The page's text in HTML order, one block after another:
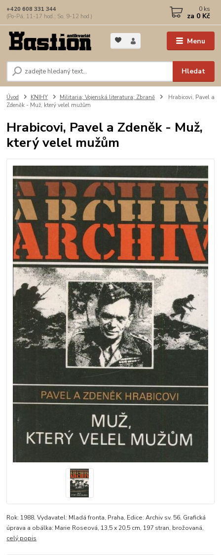
Menu
Hledat
+420 608 331 344
(Po-Pá, 11-17 hod.; So, 9-12 hod.)
0 ks
za 0 Kč
Úvod KNIHY Militaria; Vojenská literatura; Zbraně
Hrabicovi, Pavel a
Zdeněk - Muž, který velel mužům
Hrabicovi, Pavel a Zdeněk - Muž,
který velel mužům
Rok: 1988, Vydavatel: Mladá fronta, Praha, Edice: Archiv sv. 56, Grafická
úprava a obálka: Marie Roseová, 13,5 x 20,5 cm, 197 stran, brožovaná,
celý popis